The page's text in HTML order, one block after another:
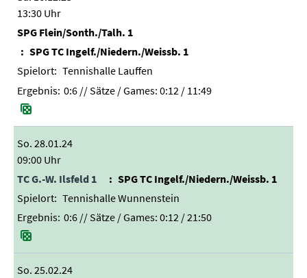
13:30 Uhr
SPG Flein/Sonth./Talh. 1
SPG TC Ingelf./Niedern./Weissb. 1
Tennishalle Lauffen
0:6 // Sätze / Games: 0:12 / 11:49
So. 28.01.24
09:00 Uhr
TC G.-W. Ilsfeld 1
SPG TC Ingelf./Niedern./Weissb. 1
Tennishalle Wunnenstein
0:6 // Sätze / Games: 0:12 / 21:50
So. 25.02.24